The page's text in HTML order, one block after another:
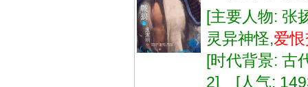
[主要人物:
灵异神怪,爱恨
[时代背景:
2] [人气: